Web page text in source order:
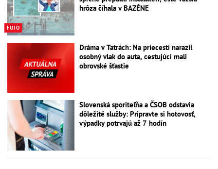
FOTO
hrôza číhala v BAZÉNE
Dráma v Tatrách: Na priecestí narazil
osobný vlak do auta, cestujúci mali
obrovské šťastie
Slovenská sporiteľňa a ČSOB odstavia
dôležité služby: Pripravte si hotovosť,
výpadky potrvajú až 7 hodín